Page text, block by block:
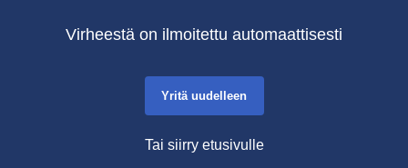
Virheestä on ilmoitettu automaattisesti
Yritä uudelleen
Tai siirry etusivulle